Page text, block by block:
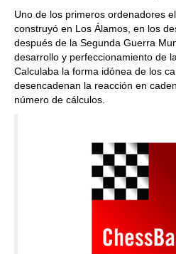
Uno de los primeros ordenadores
construyó en Los Álamos, en los
después de la Segunda Guerra
desarrollo y perfeccionamiento de
Calculaba la forma idónea de los
desencadenan la reacción en
número de cálculos.